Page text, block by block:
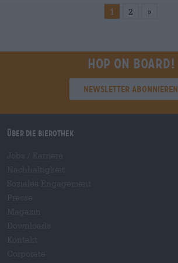
1 2 »
Hop on board!
Newsletter abonnieren
Über die Bierothek